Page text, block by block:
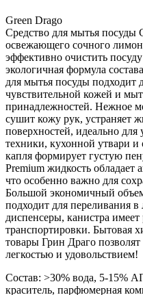
Green Drago
Средство для мытья посуды
освежающего сочного
эффективно очистить
экологичная формула
для мытья посуды подходит
чувствительной кожей и
принадлежностей. Нежное
сушит кожу рук, устраняет
поверхностей, идеально
техники, кухонной утвари и
капля формирует густую
Premium жидкость обладает
что особенно важно для
Большой экономичный
подходит для переливания
диспенсеры, канистра
транспортировки. Бытовая
товары Грин Драго позволят
легкостью и удовольствием!
Состав: >30% вода, 5-15%
краситель, парфюмерная